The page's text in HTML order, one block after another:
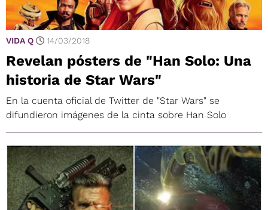
VIDA Q 14/03/2018
Revelan pósters de "Han Solo: Una
historia de Star Wars"
En la cuenta oficial de Twitter de "Star Wars" se
difundieron imágenes de la cinta sobre Han Solo